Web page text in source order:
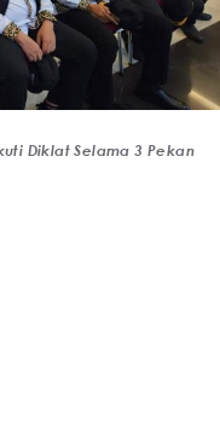
Diklat Selama 3 Pekan